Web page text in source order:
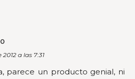
a las 7:31
parece un producto genial, ni